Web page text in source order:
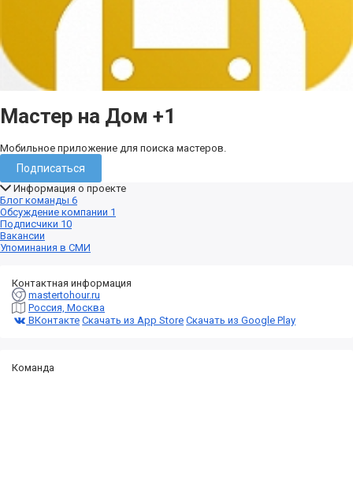
Мастер на Дом +1
Мобильное приложение для поиска мастеров.
Подписаться
Информация о проекте
Блог команды 6
Обсуждение компании 1
Подписчики 10
Вакансии
Упоминания в СМИ
Контактная информация
mastertohour.ru
Россия, Москва
ВКонтакте Скачать из App Store Скачать из Google Play
Команда